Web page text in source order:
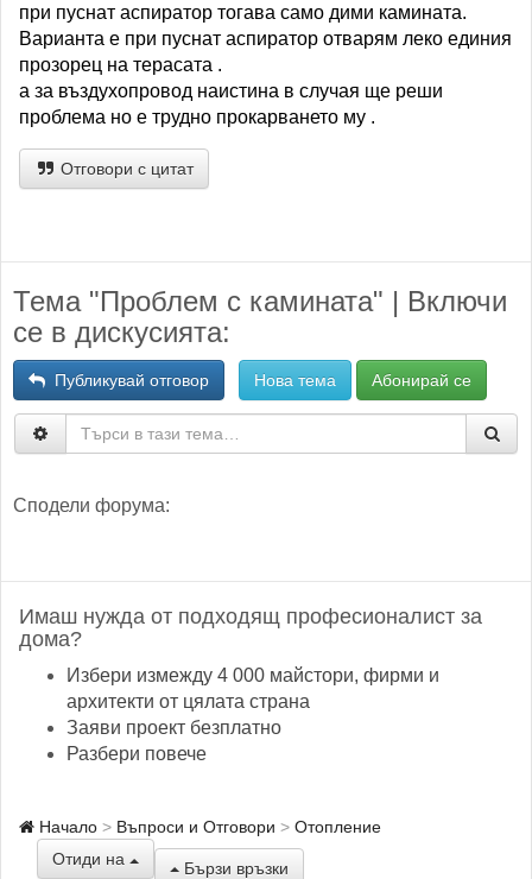
при пуснат аспиратор тогава само дими камината.
Варианта е при пуснат аспиратор отварям леко единия
прозoрец на терасата .
а за въздухопровод наистина в случая ще реши
проблема но е трудно прокарването му .
Отговори с цитат
Тема "Проблем с камината" | Включи
се в дискусията:
Публикувай отговор Нова тема Абонирай се
Сподели форума:
Имаш нужда от подходящ професионалист за
дома?
Избери измежду 4 000 майстори, фирми и
архитекти от цялата страна
Заяви проект безплатно
Разбери повече
Начало Въпроси и Отговори
Отопление
Отиди на
Бързи връзки